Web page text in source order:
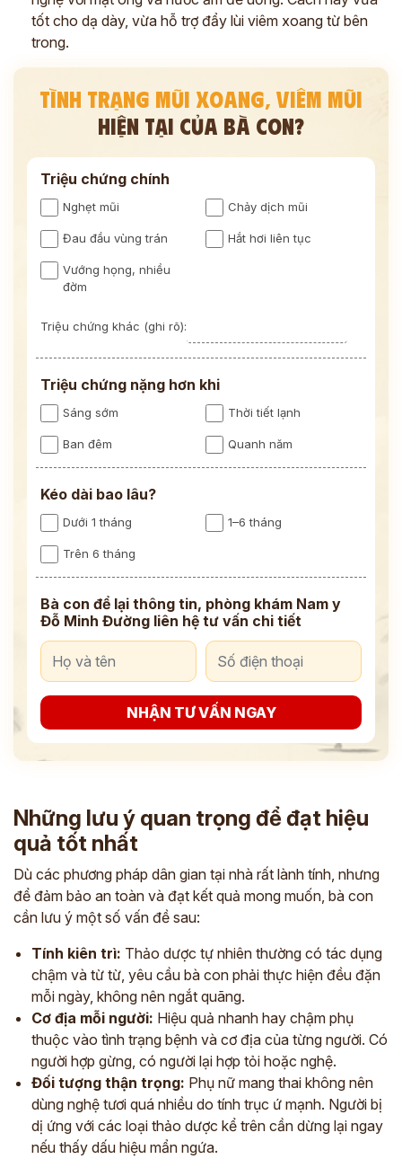
tốt cho dạ dày, vừa hỗ trợ đẩy lùi viêm xoang từ bên
trong.
TÌNH TRẠNG MŨI XOANG, VIÊM MŨI
HIỆN TẠI CỦA BÀ CON?
Triệu chứng chính
Nghẹt mũi Chảy dịch mũi
Đau đầu vùng trán Hắt hơi liên tục
Vướng họng, nhiều
đờm
Triệu chứng khác (ghi rõ):
Triệu chứng nặng hơn khi
Sáng sớm Thời tiết lạnh
Ban đêm Quanh năm
Kéo dài bao lâu?
Dưới 1 tháng 1–6 tháng
Trên 6 tháng
Bà con để lại thông tin, phòng khám Nam y
Đỗ Minh Đường liên hệ tư vấn chi tiết
NHẬN TƯ VẤN NGAY
Những lưu ý quan trọng để đạt hiệu
quả tốt nhất
Dù các phương pháp dân gian tại nhà rất lành tính, nhưng
để đảm bảo an toàn và đạt kết quả mong muốn, bà con
cần lưu ý một số vấn đề sau:
Tính kiên trì: Thảo dược tự nhiên thường có tác dụng
chậm và từ từ, yêu cầu bà con phải thực hiện đều đặn
mỗi ngày, không nên ngắt quãng.
Cơ địa mỗi người: Hiệu quả nhanh hay chậm phụ
thuộc vào tình trạng bệnh và cơ địa của từng người. Có
người hợp gừng, có người lại hợp tỏi hoặc nghệ.
Đối tượng thận trọng: Phụ nữ mang thai không nên
dùng nghệ tươi quá nhiều do tính trục ứ mạnh. Người bị
dị ứng với các loại thảo dược kể trên cần dừng lại ngay
nếu thấy dấu hiệu mẩn ngứa.
ĐĂNG KÝ TƯ VẤN
THĂM KHÁM
CÙNG CHUYÊN GIA Y HỌC CỔ TRUYỀN